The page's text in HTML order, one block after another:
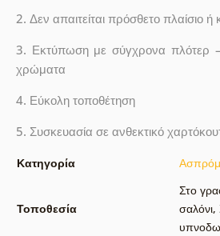
2. Δεν απαιτείται πρόσθετο πλαίσιο ή
3. Εκτύπωση με σύγχρονα πλότερ
χρώματα
4. Εύκολη τοποθέτηση
5. Συσκευασία σε ανθεκτικό
Κατηγορία
Τοποθεσία
Στο
σαλόνι,